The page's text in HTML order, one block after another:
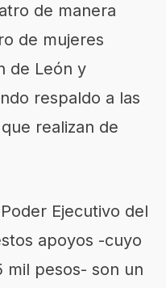
de manera
de mujeres
de León y
respaldo a las
realizan de
Ejecutivo del
apoyos -cuyo
mil pesos- son un